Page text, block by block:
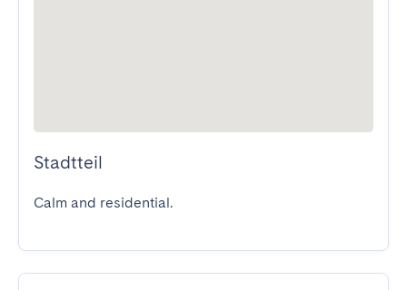
Stadtteil
Calm and residential.